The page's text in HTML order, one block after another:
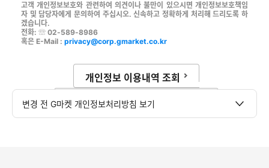
고객 개인정보보호와 관련하여 의견이나 불만이 있으시면 개인정보보호책임
자 및 담당자에게 문의하여 주십시오. 신속하고 정확하게 처리해 드리도록 하
겠습니다.
전화: ☏ 02-589-8986
혹은 E-Mail : privacy@corp.gmarket.co.kr
개인정보 이용내역 조회
이베이 모바일 개인정보 보호정책
변경 전 G마켓 개인정보처리방침 보기